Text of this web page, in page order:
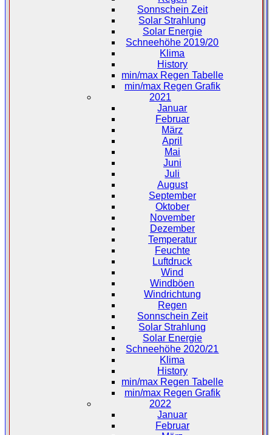
Sonnschein Zeit
Solar Strahlung
Solar Energie
Schneehöhe 2019/20
Klima
History
min/max Regen Tabelle
min/max Regen Grafik
2021
Januar
Februar
März
April
Mai
Juni
Juli
August
September
Oktober
November
Dezember
Temperatur
Feuchte
Luftdruck
Wind
Windböen
Windrichtung
Regen
Sonnschein Zeit
Solar Strahlung
Solar Energie
Schneehöhe 2020/21
Klima
History
min/max Regen Tabelle
min/max Regen Grafik
2022
Januar
Februar